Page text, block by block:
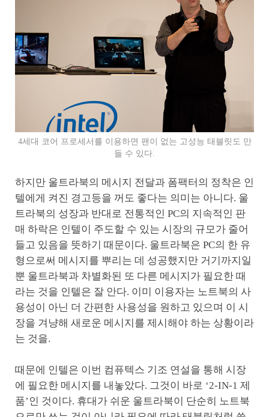
4세대 코어 프로세서를 이용하면 팬이 없는 고성능 태블릿도 만
들 수 있다.
하지만 울트라북의 메시지 전달과 폼팩터의 정착은 인
텔에게 켜진 경고등을 꺼도 좋다는 의미는 아니다. 울
트라북의 성장과 반대로 전통적인 PC의 지속적인 판
매 하락은 인텔이 주도할 수 있는 시장의 규모가 줄어
들고 있음을 뜻하기 때문이다. 울트라북은 PC의 한 유
형으로써 메시지를 뿌리는 데 성공했지만 거기까지일
뿐 울트라북과 차별화된 또 다른 메시지가 필요한 때
라는 것을 인텔은 잘 안다. 이미 이용자는 노트북의 사
용성이 아닌 더 간편한 사용성을 원하고 있으며 이 시
장을 겨냥해 새로운 메시지를 제시해야 하는 상황이라
는 것을.
때문에 인텔은 이번 컴퓨텍스 기조 연설을 통해 시장
에 필요한 메시지를 내놓았다. 그것이 바로 ‘2-IN-1 제
품’인 것이다. 휴대가 쉬운 울트라북이 단순히 노트북